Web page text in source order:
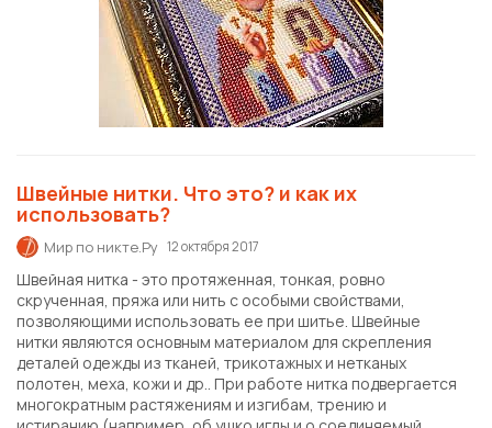
Швейные нитки. Что это? и как их
использовать?
Мир по никте.Ру 12 октября 2017
Швейная нитка - это протяженная, тонкая, ровно
скрученная, пряжа или нить с особыми свойствами,
позволяющими использовать ее при шитье. Швейные
нитки являются основным материалом для скрепления
деталей одежды из тканей, трикотажных и нетканых
полотен, меха, кожи и др.. При работе нитка подвергается
многократным растяжениям и изгибам, трению и